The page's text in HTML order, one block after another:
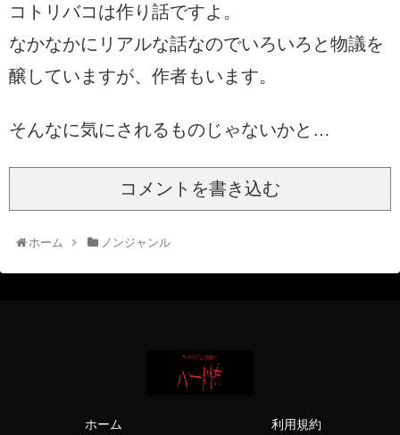
コトリバコは作り話ですよ。
なかなかにリアルな話なのでいろいろと物議を
醸していますが、作者もいます。
そんなに気にされるものじゃないかと…
コメントを書き込む
ホーム ノンジャンル
ホーム 利用規約